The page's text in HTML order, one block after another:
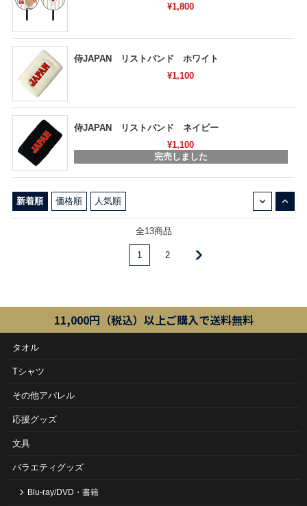
¥1,800
侍JAPAN リストバンド ホワイト
¥1,100
侍JAPAN リストバンド ネイビー
¥1,100
完売しました
新着順 価格順 人気順
全13商品
1 2
11,000円（税込）以上ご購入で送料無料
タオル
Tシャツ
その他アパレル
応援グッズ
文具
バラエティグッズ
Blu-ray/DVD・書籍